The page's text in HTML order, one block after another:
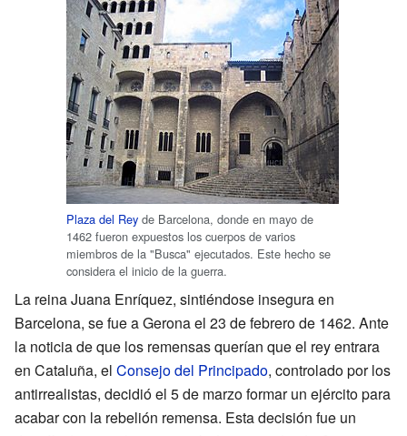
Plaza del Rey de Barcelona, donde en mayo de
1462 fueron expuestos los cuerpos de varios
miembros de la "Busca" ejecutados. Este hecho se
considera el inicio de la guerra.
La reina Juana Enríquez, sintiéndose insegura en
Barcelona, se fue a Gerona el 23 de febrero de 1462. Ante
la noticia de que los remensas querían que el rey entrara
en Cataluña, el Consejo del Principado, controlado por los
antirrealistas, decidió el 5 de marzo formar un ejército para
acabar con la rebelión remensa. Esta decisión fue un